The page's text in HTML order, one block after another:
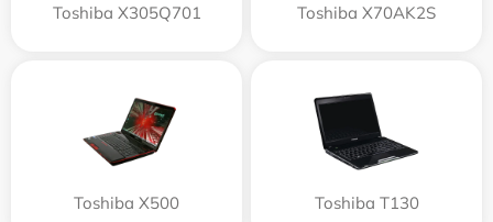
Toshiba X305Q701 Toshiba X70AK2S
Toshiba X500 Toshiba T130